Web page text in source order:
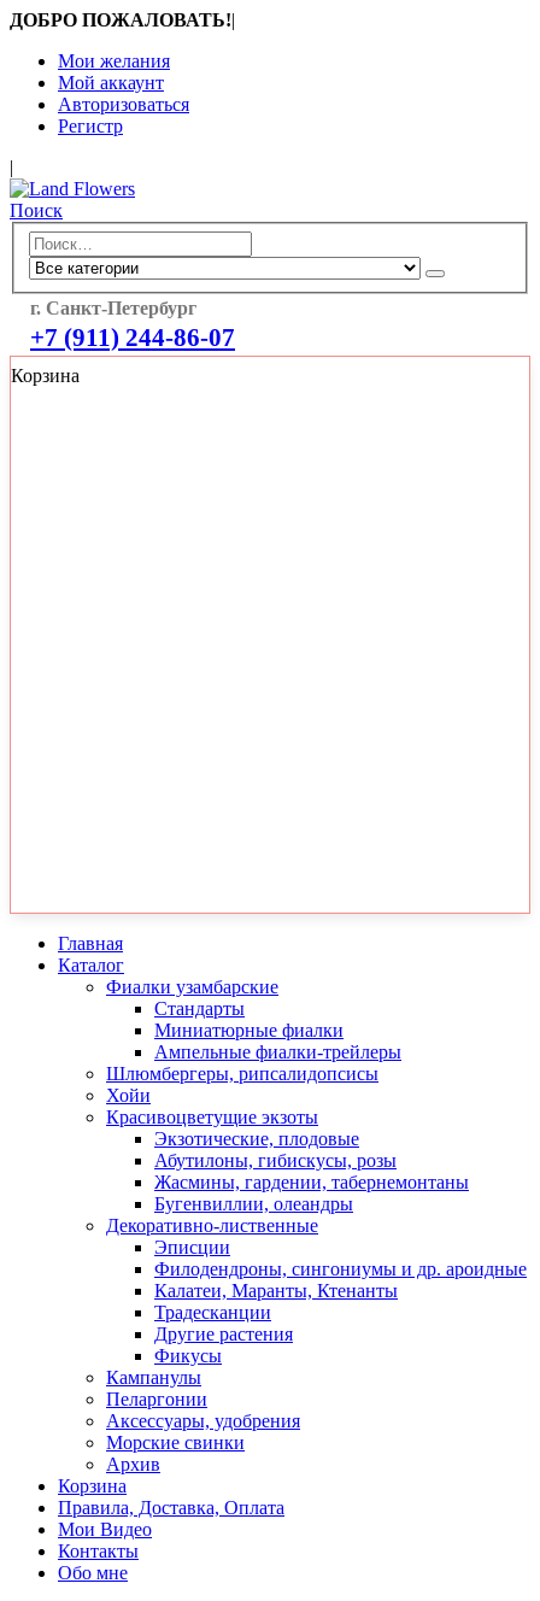
ДОБРО ПОЖАЛОВАТЬ!|
Мои желания
Мой аккаунт
Авторизоваться
Регистр
|
Поиск
г. Санкт-Петербург
+7 (911) 244-86-07
Корзина
Главная
Каталог
Фиалки узамбарские
Стандарты
Миниатюрные фиалки
Ампельные фиалки-трейлеры
Шлюмбергеры, рипсалидопсисы
Хойи
Красивоцветущие экзоты
Экзотические, плодовые
Абутилоны, гибискусы, розы
Жасмины, гардении, табернемонтаны
Бугенвиллии, олеандры
Декоративно-лиственные
Эписции
Филодендроны, сингониумы и др. ароидные
Калатеи, Маранты, Ктенанты
Традесканции
Другие растения
Фикусы
Кампанулы
Пеларгонии
Аксессуары, удобрения
Морские свинки
Архив
Корзина
Правила, Доставка, Оплата
Мои Видео
Контакты
Обо мне